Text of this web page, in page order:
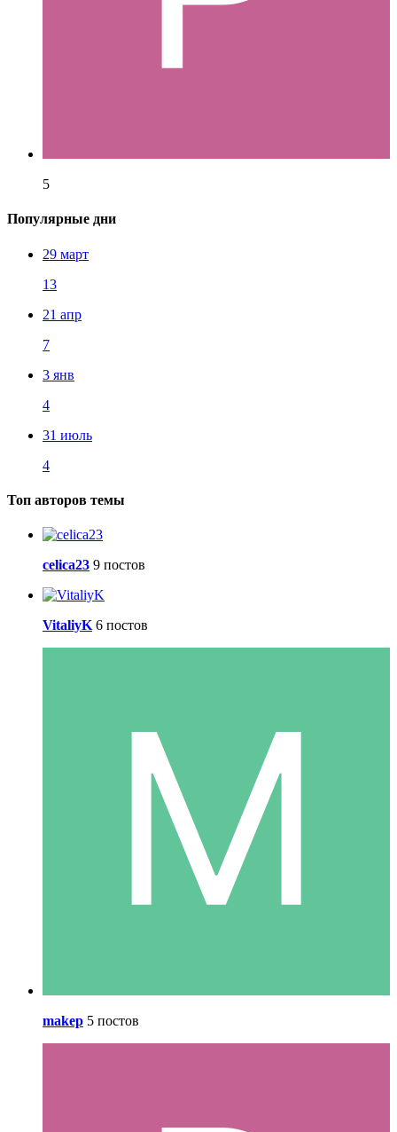
5
Популярные дни
29 март
13
21 апр
7
3 янв
4
31 июль
4
Топ авторов темы
celica23 9 постов
VitaliyK 6 постов
makep 5 постов